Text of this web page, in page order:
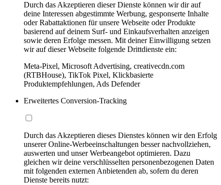
Durch das Akzeptieren dieser Dienste können wir dir auf
deine Interessen abgestimmte Werbung, gesponserte Inhalte
oder Rabattaktionen für unsere Webseite oder Produkte
basierend auf deinem Surf- und Einkaufsverhalten anzeigen
sowie deren Erfolge messen. Mit deiner Einwilligung setzen
wir auf dieser Webseite folgende Drittdienste ein:
Meta-Pixel, Microsoft Advertising, creativecdn.com
(RTBHouse), TikTok Pixel, Klickbasierte
Produktempfehlungen, Ads Defender
Erweitertes Conversion-Tracking
Durch das Akzeptieren dieses Dienstes können wir den Erfolg
unserer Online-Werbeeinschaltungen besser nachvollziehen,
auswerten und unser Werbeangebot optimieren. Dazu
gleichen wir deine verschlüsselten personenbezogenen Daten
mit folgenden externen Anbietenden ab, sofern du deren
Dienste bereits nutzt: